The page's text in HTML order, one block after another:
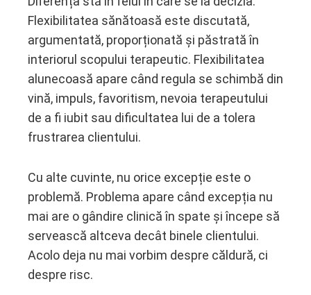
Flexibilitatea sănătoasă este discutată,
argumentată, proporționată și păstrată în
interiorul scopului terapeutic. Flexibilitatea
alunecoasă apare când regula se schimbă din
vină, impuls, favoritism, nevoia terapeutului
de a fi iubit sau dificultatea lui de a tolera
frustrarea clientului.
Cu alte cuvinte, nu orice excepție este o
problemă. Problema apare când excepția nu
mai are o gândire clinică în spate și începe să
servească altceva decât binele clientului.
Acolo deja nu mai vorbim despre căldură, ci
despre risc.